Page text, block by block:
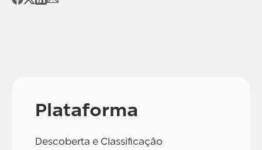
Plataforma
Descoberta e Classificação